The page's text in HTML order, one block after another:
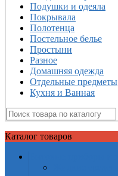
Подушки и одеяла
Покрывала
Полотенца
Постельное белье
Простыни
Разное
Домашняя одежда
Отдельные предметы
Кухня и Ванная
Каталог товаров